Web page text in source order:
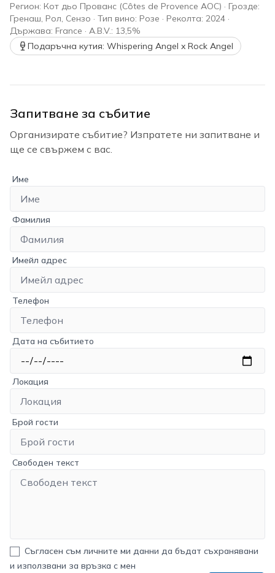
Регион: Кот дьо Прованс (Côtes de Provence AOC) · Грозде:
Гренаш, Рол, Сензо · Тип вино: Розе · Реколта: 2024 ·
Държава: France · A.B.V.: 13,5%
Подаръчна кутия: Whispering Angel x Rock Angel
Запитване за събитие
Организирате събитие? Изпратете ни запитване и
ще се свържем с вас.
Име
Фамилия
Имейл адрес
Телефон
Дата на събитието
Локация
Брой гости
Свободен текст
Съгласен съм личните ми данни да бъдат съхранявани
и използвани за връзка с мен